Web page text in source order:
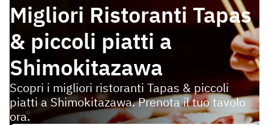
Migliori Ristoranti Tapas
& piccoli piatti a
Shimokitazawa
Scopri i migliori ristoranti Tapas & piccoli
piatti a Shimokitazawa. Prenota il tuo tavolo
ora.